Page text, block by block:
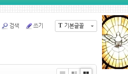
T 기본글꼴
검색 쓰기